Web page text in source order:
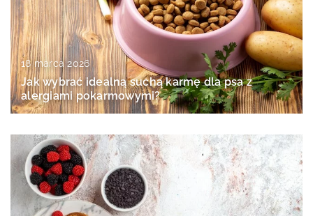
18 marca 2026
Jak wybrać idealną suchą karmę dla psa z
alergiami pokarmowymi?